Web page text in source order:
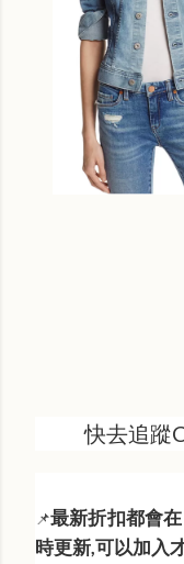
快去追蹤
📌最新折扣都會
時更新,可以加入